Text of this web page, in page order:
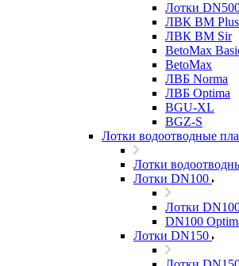
Лотки
ЛВК ВМ Plus
ЛВК ВМ Sir
BetoMax
BetoMax
ЛВБ Norma
ЛВБ Optima
BGU-XL
BGZ-S
Лотки водоотводные
Лотки
Лотки DN100
Лотки
DN100
Лотки DN150